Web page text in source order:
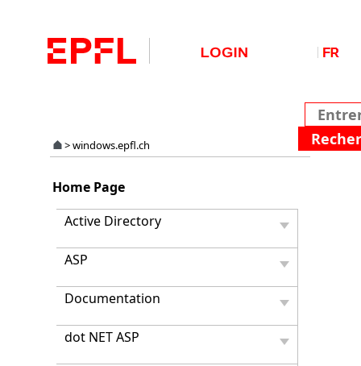
>windows.epfl.ch
Home Page
Active Directory
ASP
Documentation
dot NET ASP